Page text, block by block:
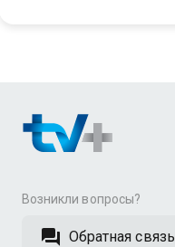
Возникли вопросы?
Обратная связь